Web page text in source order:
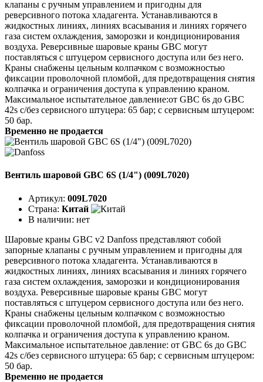
клапаны с ручным управлением и пригодны для
реверсивного потока хладагента. Устанавливаются в
жидкостных линиях, линиях всасывания и линиях горячего
газа систем охлаждения, заморозки и кондиционирования
воздуха. Реверсивные шаровые краны GBC могут
поставляться с штуцером сервисного доступа или без него.
Краны снабжены цельным колпачком с возможностью
фиксации проволочной пломбой, для предотвращения снятия
колпачка и ограничения доступа к управлению краном.
Максимальное испытательное давление:от GBC 6s до GBC
42s с/без сервисного штуцера: 65 бар; с сервисным штуцером:
50 бар.
Временно не продается
Вентиль шаровой GBC 6S (1/4") (009L7020)
Артикул: 009L7020
Страна: Китай
В наличии: нет
Шаровые краны GBC v2 Danfoss представляют собой
запорные клапаны с ручным управлением и пригодны для
реверсивного потока хладагента. Устанавливаются в
жидкостных линиях, линиях всасывания и линиях горячего
газа систем охлаждения, заморозки и кондиционирования
воздуха. Реверсивные шаровые краны GBC могут
поставляться с штуцером сервисного доступа или без него.
Краны снабжены цельным колпачком с возможностью
фиксации проволочной пломбой, для предотвращения снятия
колпачка и ограничения доступа к управлению краном.
Максимальное испытательное давление: от GBC 6s до GBC
42s с/без сервисного штуцера: 65 бар; с сервисным штуцером:
50 бар.
Временно не продается